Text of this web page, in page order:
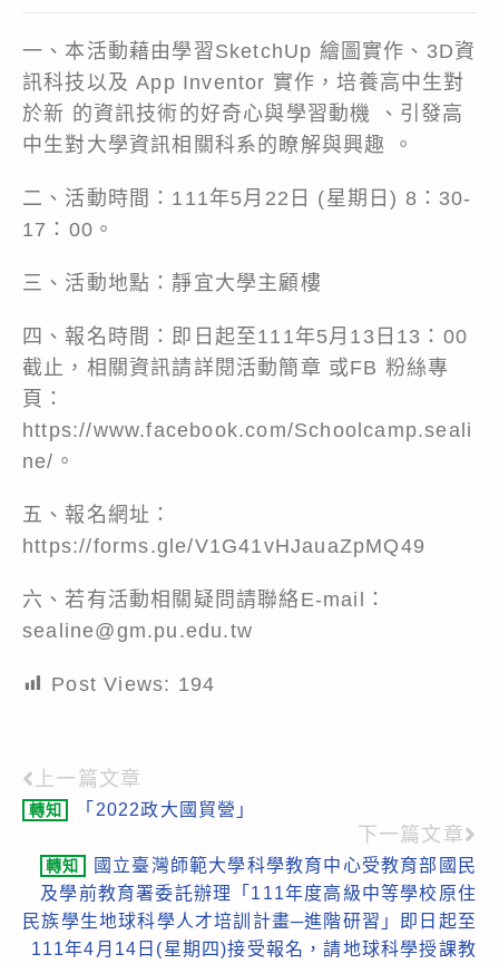
一、本活動藉由學習SketchUp 繪圖實作、3D資
訊科技以及 App Inventor 實作，培養高中生對
於新 的資訊技術的好奇心與學習動機 、引發高
中生對大學資訊相關科系的瞭解與興趣 。
二、活動時間：111年5月22日 (星期日) 8：30-
17：00。
三、活動地點：靜宜大學主顧樓
四、報名時間：即日起至111年5月13日13：00
截止，相關資訊請詳閱活動簡章 或FB 粉絲專
頁：
https://www.facebook.com/Schoolcamp.seali
ne/ 。
五、報名網址：
https://forms.gle/V1G41vHJauaZpMQ49
六、若有活動相關疑問請聯絡E-mail：
sealine@gm.pu.edu.tw
Post Views: 194
Read
more
articles
上一篇文章
轉知 「2022政大國貿營」
下一篇文章
轉知
國立臺灣師範大學科學教育中心受教育部國民
及學前教育署委託辦理「111年度高級中等學校原住
民族學生地球科學人才培訓計畫─進階研習」即日起至
111年4月14日(星期四)接受報名，請地球科學授課教